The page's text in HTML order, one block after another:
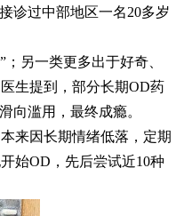
诊过中部地区一名20多岁
另一类更多出于好奇、
生提到，部分长期OD药
向滥用，最终成瘾。
来因长期情绪低落，定期
始OD，先后尝试近10种